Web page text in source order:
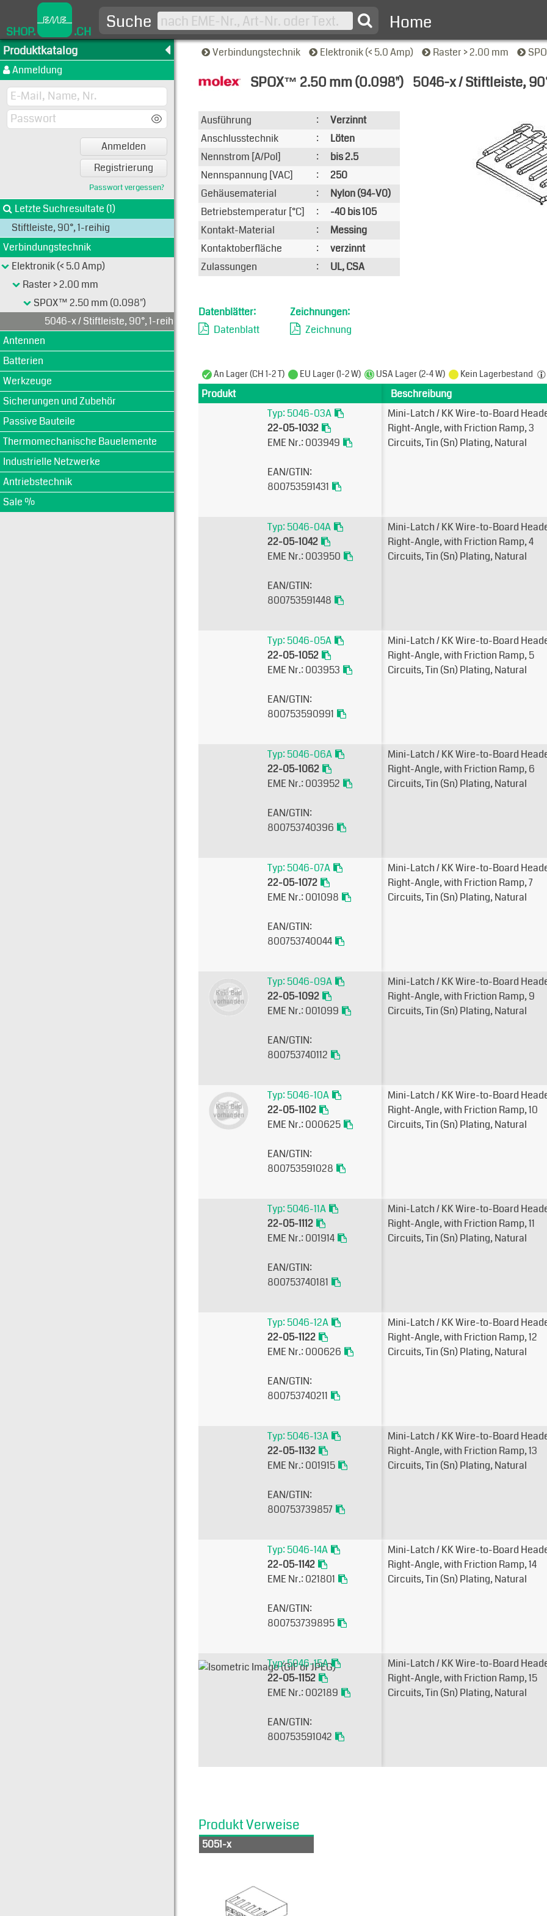
SHOP. .CH Suche Home
Produktkatalog
Anmeldung
Anmelden
Registrierung
Passwort vergessen?
Letzte Suchresultate (1)
Stiftleiste, 90°, 1-reihig
Verbindungstechnik
Elektronik (< 5.0 Amp)
Raster > 2.00 mm
SPOX™ 2.50 mm (0.098")
5046-x / Stiftleiste, 90°, 1-reihig
Antennen
Batterien
Werkzeuge
Sicherungen und Zubehör
Passive Bauteile
Thermomechanische Bauelemente
Industrielle Netzwerke
Antriebstechnik
Sale %
Verbindungstechnik Elektronik (< 5.0 Amp) Raster > 2.00 mm
SPOX™ 2.50 mm (0.098") 5046-x / Stiftleiste,
Typen-Ansicht
Ausführung :
Verzinnt
Anschlusstechnik
:
Löten
Nennstrom [A/Pol]
:
bis 2.5
Nennspannung [VAC]
:
250
Gehäusematerial
:
Nylon (94-V0)
Betriebstemperatur [°C]
:
-40 bis 105
Kontakt-Material
:
Messing
Kontaktoberfläche
:
verzinnt
Zulassungen
: UL, CSA
Datenblätter:
Datenblatt
Zeichnungen:
Zeichnung
An Lager (CH 1-2 T) EU Lager (1-2 W) USA Lager (2-4 W) Kein Lagerbestand
Produkt Beschreibung
Typ: 5046-03A
22-05-1032
EME Nr.: 003949
EAN/GTIN:
800753591431
Mini-Latch / KK Wire-to-Board
Right-Angle, with Friction Ramp, 3
Circuits, Tin (Sn) Plating, Natural
Typ: 5046-04A
22-05-1042
EME Nr.: 003950
EAN/GTIN:
800753591448
Mini-Latch / KK Wire-to-Board
Right-Angle, with Friction Ramp, 4
Circuits, Tin (Sn) Plating, Natural
Typ: 5046-05A
22-05-1052
EME Nr.: 003953
EAN/GTIN:
800753590991
Mini-Latch / KK Wire-to-Board
Right-Angle, with Friction Ramp, 5
Circuits, Tin (Sn) Plating, Natural
Typ: 5046-06A
22-05-1062
EME Nr.: 003952
EAN/GTIN:
800753740396
Mini-Latch / KK Wire-to-Board
Right-Angle, with Friction Ramp, 6
Circuits, Tin (Sn) Plating, Natural
Typ: 5046-07A
22-05-1072
EME Nr.: 001098
EAN/GTIN:
800753740044
Mini-Latch / KK Wire-to-Board
Right-Angle, with Friction Ramp, 7
Circuits, Tin (Sn) Plating, Natural
Typ: 5046-09A
22-05-1092
EME Nr.: 001099
EAN/GTIN:
800753740112
Mini-Latch / KK Wire-to-Board
Right-Angle, with Friction Ramp, 9
Circuits, Tin (Sn) Plating, Natural
Typ: 5046-10A
22-05-1102
EME Nr.: 000625
EAN/GTIN:
800753591028
Mini-Latch / KK Wire-to-Board
Right-Angle, with Friction Ramp, 10
Circuits, Tin (Sn) Plating, Natural
Typ: 5046-11A
22-05-1112
EME Nr.: 001914
EAN/GTIN:
800753740181
Mini-Latch / KK Wire-to-Board
Right-Angle, with Friction Ramp, 11
Circuits, Tin (Sn) Plating, Natural
Typ: 5046-12A
22-05-1122
EME Nr.: 000626
EAN/GTIN:
800753740211
Mini-Latch / KK Wire-to-Board
Right-Angle, with Friction Ramp, 12
Circuits, Tin (Sn) Plating, Natural
Typ: 5046-13A
22-05-1132
EME Nr.: 001915
EAN/GTIN:
800753739857
Mini-Latch / KK Wire-to-Board
Right-Angle, with Friction Ramp, 13
Circuits, Tin (Sn) Plating, Natural
Typ: 5046-14A
22-05-1142
EME Nr.: 021801
EAN/GTIN:
800753739895
Mini-Latch / KK Wire-to-Board
Right-Angle, with Friction Ramp, 14
Circuits, Tin (Sn) Plating, Natural
Typ: 5046-15A
22-05-1152
EME Nr.: 002189
EAN/GTIN:
800753591042
Mini-Latch / KK Wire-to-Board
Right-Angle, with Friction Ramp, 15
Circuits, Tin (Sn) Plating, Natural
Produkt Verweise
5051-x